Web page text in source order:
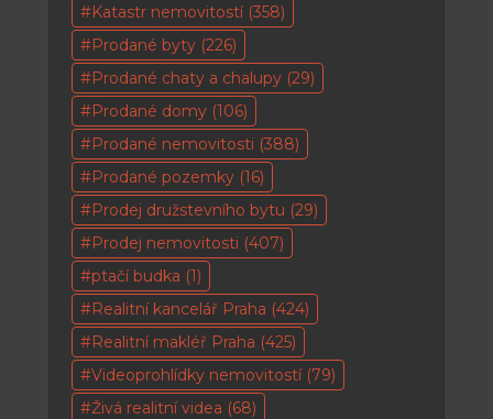
Katastr nemovitostí(358)
Prodané byty (226)
Prodané chaty a chalupy (29)
Prodané domy (106)
Prodané nemovitosti (388)
Prodané pozemky (16)
Prodej družstevního bytu (29)
Prodej nemovitosti (407)
ptačí budka (1)
Realitní kancelář Praha (424)
Realitní makléř Praha (425)
Videoprohlídky nemovitostí(79)
Živá realitní videa (68)